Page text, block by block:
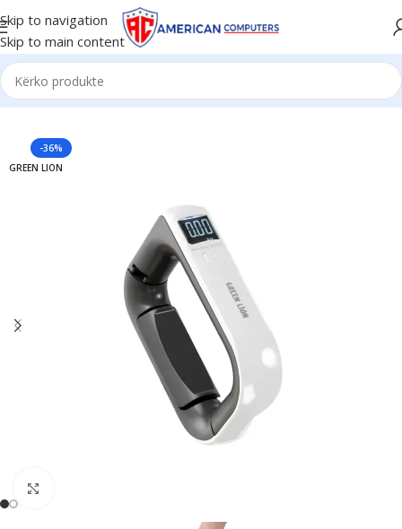
Skip to navigation
Skip to main content
Kreu/Aksesorë
-36%
GREEN LION